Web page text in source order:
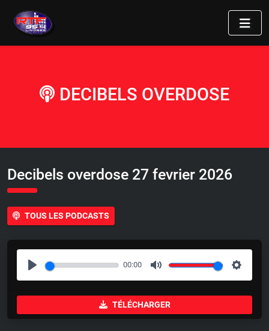
DECIBELS OVERDOSE
Decibels overdose 27 fevrier 2026
TOUS LES PODCASTS
P
l
00:00
M
u
t
S
e
TÉLÉCHARGER